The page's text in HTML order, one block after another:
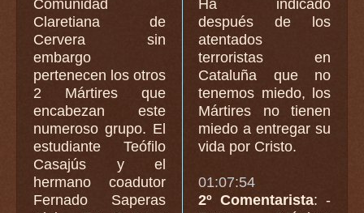
Comunidad
Claretiana de
Cervera sin
embargo
pertenecen los otros
2 Mártires que
encabezan este
numeroso grupo. El
estudiante Teófilo
Casajús y el
hermano coadutor
Fernado Saperas
Ha indicado
después de los
atentados
terroristas en
Cataluña que no
tenemos miedo, los
Mártires no tienen
miedo a entregar su
vida por Cristo.
01:07:54
2º Comentarista: -